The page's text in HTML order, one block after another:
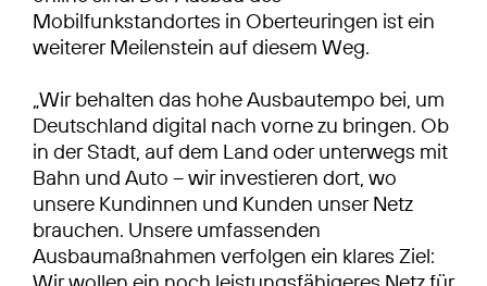
Mobilfunkstandortes in Oberteuringen ist ein
weiterer Meilenstein auf diesem Weg.
„Wir behalten das hohe Ausbautempo bei, um
Deutschland digital nach vorne zu bringen. Ob
in der Stadt, auf dem Land oder unterwegs mit
Bahn und Auto – wir investieren dort, wo
unsere Kundinnen und Kunden unser Netz
brauchen. Unsere umfassenden
Ausbaumaßnahmen verfolgen ein klares Ziel: